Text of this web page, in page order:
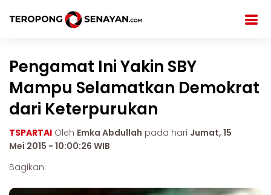
Pengamat Ini Yakin SBY
Mampu Selamatkan Demokrat
dari Keterpurukan
TSPARTAI Oleh Emka Abdullah pada hari Jumat, 15
Mei 2015 - 10:00:26 WIB
Bagikan: